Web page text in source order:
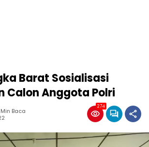
Barat Sosialisasi
Calon Anggota Polri
Baca
274